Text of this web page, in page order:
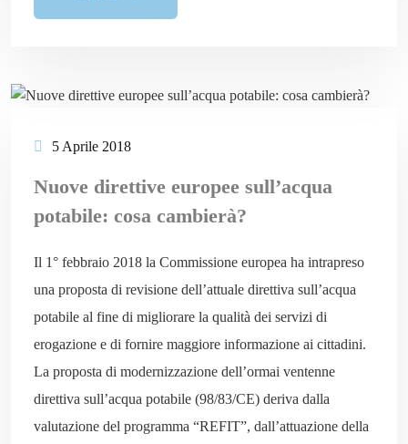
5 Aprile 2018
Nuove direttive europee sull’acqua
potabile: cosa cambierà?
Il 1° febbraio 2018 la Commissione europea ha intrapreso
una proposta di revisione dell’attuale direttiva sull’acqua
potabile al fine di migliorare la qualità dei servizi di
erogazione e di fornire maggiore informazione ai cittadini.
La proposta di modernizzazione dell’ormai ventenne
direttiva sull’acqua potabile (98/83/CE) deriva dalla
valutazione del programma “REFIT”, dall’attuazione della